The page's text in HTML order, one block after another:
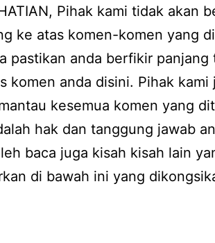
Pihak kami tidak akan
ke atas komen-komen yang
pastikan anda berfikir panjang
komen anda disini. Pihak kami
kesemua komen yang
hak dan tanggung jawab
baca juga kisah kisah lain
di bawah ini yang